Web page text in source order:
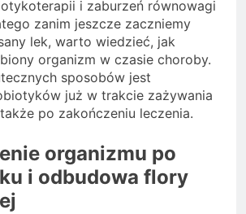
i zaburzeń równowagi
zanim jeszcze zaczniemy
lek, warto wiedzieć, jak
organizm w czasie choroby.
sposobów jest
już w trakcie zażywania
po zakończeniu leczenia.
organizmu po
i odbudowa flory